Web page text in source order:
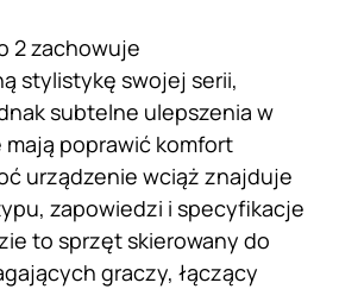
2 zachowuje
stylistykę swojej serii,
subtelne ulepszenia w
poprawić komfort
urządzenie wciąż znajduje
zapowiedzi i specyfikacje
to sprzęt skierowany do
graczy, łączący